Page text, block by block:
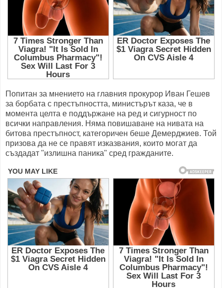
Попитан за мнението на главния прокурор Иван Гешев
за борбата с престъпността, министърът каза, че в
момента целта е поддържане на ред и сигурност по
всички направления. Няма повишаване на нивата на
битова престъпност, категоричен беше Демерджиев. Той
призова да не се правят изказвания, които могат да
създадат "излишна паника" сред гражданите.